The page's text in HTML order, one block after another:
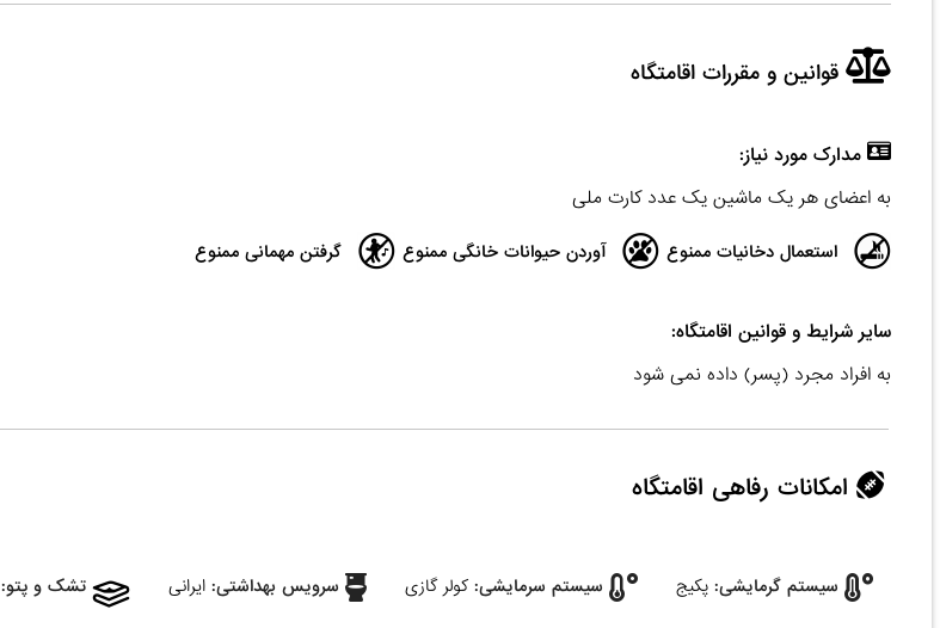
قوانین و مقررات اقامتگاه
مدارک مورد نیاز:
به اعضای هر یک ماشین یک عدد کارت ملی
استعمال دخانیات ممنوع آوردن حیوانات خانگی ممنوع گرفتن مهمانی ممنوع
سایر شرایط و قوانین اقامتگاه:
به افراد مجرد (پسر) داده نمی شود
امکانات رفاهی اقامتگاه
سیستم گرمایشی: پکیج سیستم سرمایشی: کولر گازی سرویس بهداشتی: ایرانی تشک و پتو: